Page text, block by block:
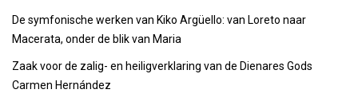
De symfonische werken van Kiko Argüello: van Loreto naar
Macerata, onder de blik van Maria
Zaak voor de zalig- en heiligverklaring van de Dienares Gods
Carmen Hernández